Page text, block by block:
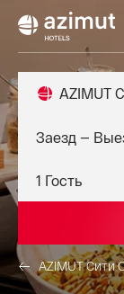
AZIMUT
AZIMUT Сити